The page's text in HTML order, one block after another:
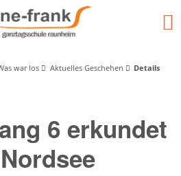
war los Aktuelles Geschehen Details
6 erkundet